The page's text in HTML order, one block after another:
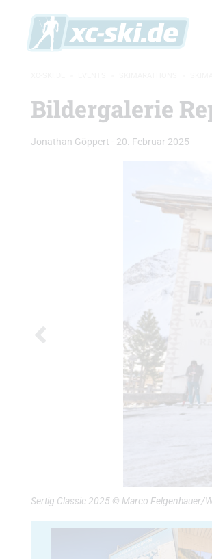
Bildergalerie
Jonathan Göppert - 20. Februar 2025
Sertig Classic 2025 © Marco Felgenhauer/